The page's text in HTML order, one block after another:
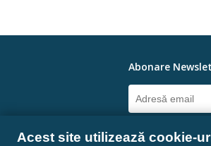
Acest site utilizează cookie-
Abonare